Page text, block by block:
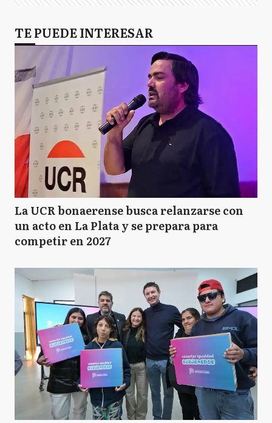
TE PUEDE INTERESAR
La UCR bonaerense busca relanzarse con
un acto en La Plata y se prepara para
competir en 2027